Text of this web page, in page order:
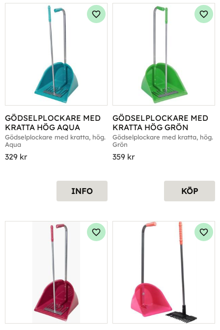
GÖDSELPLOCKARE MED
KRATTA HÖG AQUA
Gödselplockare med kratta, hög.
Aqua
329 kr
Lägg till i favoriter
INFO
GÖDSELPLOCKARE MED
KRATTA HÖG GRÖN
Gödselplockare med kratta, hög.
Grön
359 kr
KÖP
Lägg till i favoriter